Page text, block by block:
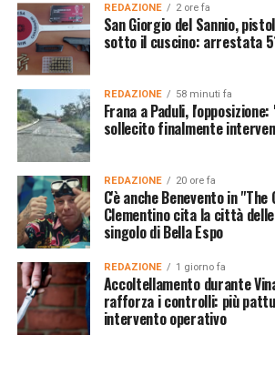
REDAZIONE 2 ore fa
San Giorgio del Sannio,
sotto il cuscino: arrestata
REDAZIONE 58 minuti fa
Frana a Paduli,
sollecito finalmente
REDAZIONE 20 ore fa
C'è anche Benevento in
Clementino cita la città
singolo di Bella Espo
REDAZIONE 1 giorno fa
Accoltellamento durante
rafforza i controlli: più
intervento operativo